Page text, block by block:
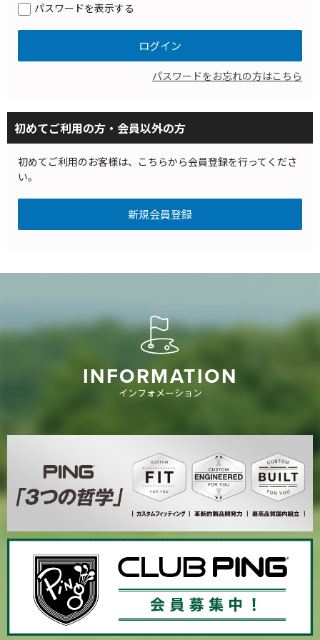
パスワードを表示する
パスワードをお忘れの方はこちら
初めてご利用の方・会員以外の方
初めてご利用のお客様は、こちらから会員登録を行ってくださ
い。
INFORMATION
インフォメーション